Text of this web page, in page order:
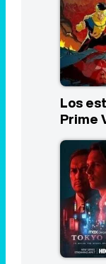
Los
Prime